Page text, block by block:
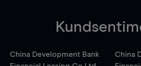
China Development Bank
China